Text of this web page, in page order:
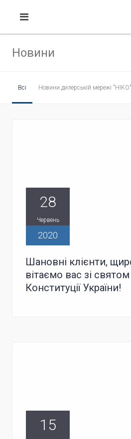
Новини
Всі Новини дилерській мережі "НІКО"
28
Червень
2020
Шановні клієнти,
вітаємо вас зі
Конституції України!
15